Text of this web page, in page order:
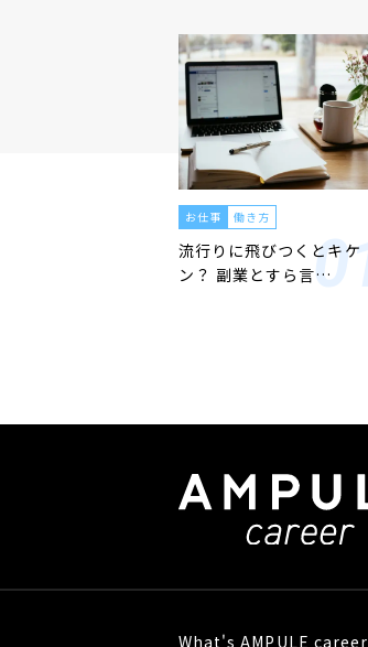
お仕事 働き方
流行りに飛びつくとキケ
ン？ 副業とすら言…
What's AMPULE career